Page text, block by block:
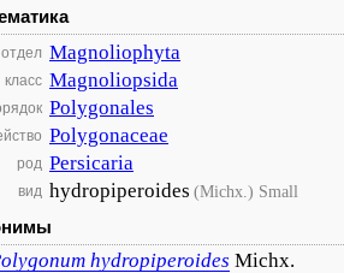
отдел Magnoliophyta
класс Magnoliopsida
Polygonales
Polygonaceae
род Persicaria
вид hydropiperoides (Michx.) Small
hydropiperoides Michx.